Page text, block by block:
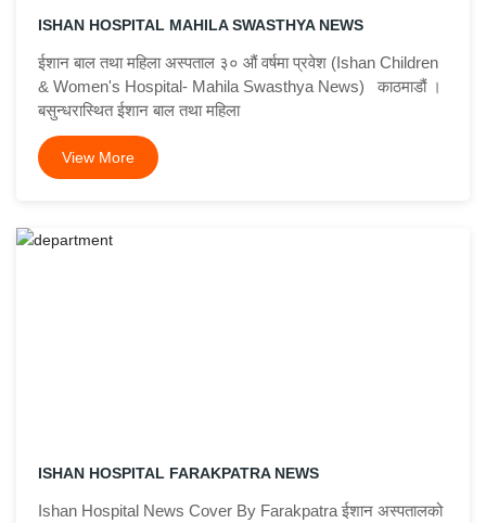
ISHAN HOSPITAL MAHILA SWASTHYA NEWS
ईशान बाल तथा महिला अस्पताल ३० औं वर्षमा प्रवेश (Ishan Children
& Women's Hospital- Mahila Swasthya News) काठमाडौं ।
बसुन्धरास्थित ईशान बाल तथा महिला
View More
ISHAN HOSPITAL FARAKPATRA NEWS
Ishan Hospital News Cover By Farakpatra ईशान अस्पतालको